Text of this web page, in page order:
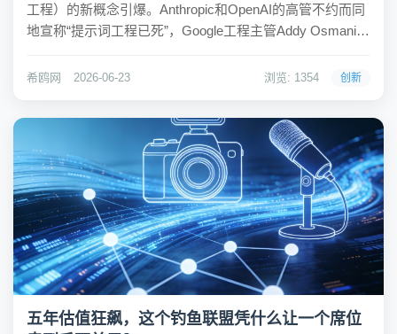
工程）的新概念引爆。Anthropic和OpenAI的高管不约而同
地宣称“提示词工程已死”，Google工程主管Addy Osmani随
写好的“包工头”逻辑：它不再依赖...
希鸥网 2026-06-23 浏览: 1354 创新
五年估值狂飙，这个钓鱼联盟凭什么让一个席位